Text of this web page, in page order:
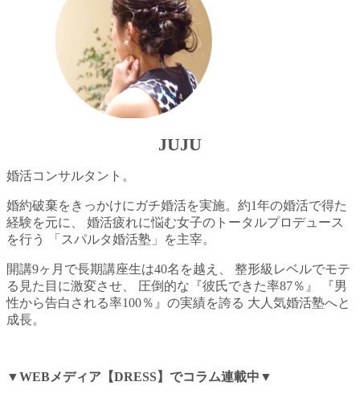
JUJU
婚活コンサルタント。
婚約破棄をきっかけにガチ婚活を実施。約1年の婚活で得た
経験を元に、 婚活疲れに悩む女子のトータルプロデュース
を行う 「スパルタ婚活塾」を主宰。
開講9ヶ月で長期講座生は40名を越え、 整形級レベルでモテ
る見た目に激変させ、 圧倒的な『彼氏できた率87％』 『男
性から告白される率100％』の実績を誇る 大人気婚活塾へと
成長。
▼WEBメディア【DRESS】でコラム連載中▼